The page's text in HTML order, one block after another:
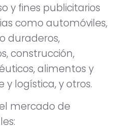
y fines publicitarios
como automóviles,
duraderos,
construcción,
alimentos y
y logística, y otros.
mercado de